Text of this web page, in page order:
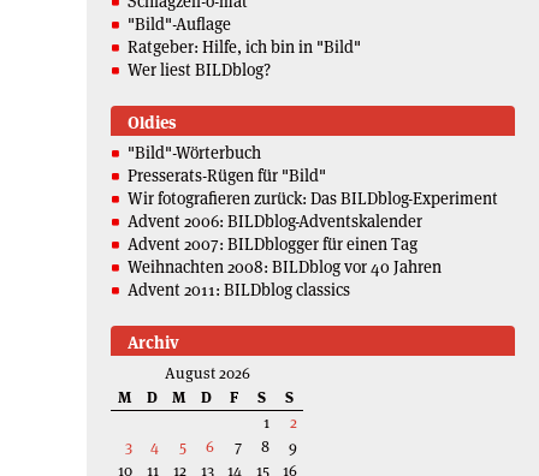
"Bild"-Auflage
Ratgeber: Hilfe, ich bin in "Bild"
Wer liest BILDblog?
Oldies
"Bild"-Wörterbuch
Presserats-Rügen für "Bild"
Wir fotografieren zurück: Das BILDblog-Experiment
Advent 2006: BILDblog-Adventskalender
Advent 2007: BILDblogger für einen Tag
Weihnachten 2008: BILDblog vor 40 Jahren
Advent 2011: BILDblog classics
Archiv
August 2026
M
D M D F S
S
1
2
3
4 5 6 7 8
9
10
11 12 13 14 15 16